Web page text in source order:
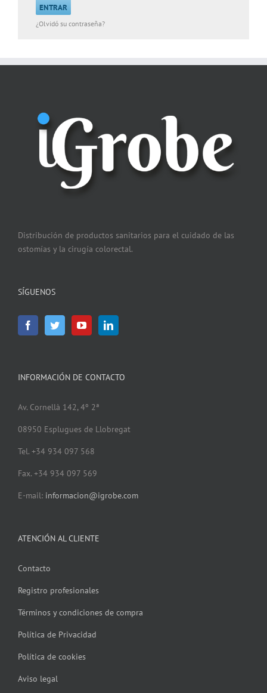
¿Olvidó su contraseña?
Distribución de productos sanitarios para el cuidado de las
ostomías y la cirugía colorectal.
SÍGUENOS
INFORMACIÓN DE CONTACTO
Av. Cornellà 142, 4º 2ª
08950 Esplugues de Llobregat
Tel. +34 934 097 568
Fax. +34 934 097 569
E-mail: informacion@igrobe.com
ATENCIÓN AL CLIENTE
Contacto
Registro profesionales
Términos y condiciones de compra
Política de Privacidad
Política de cookies
Aviso legal